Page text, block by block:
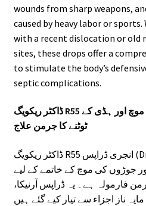
wounds from sharp weapons,
caused by heavy labor or
with a recent dislocation or old
sites, these drops offer a
to stimulate the body’s
septic complications.
ڈاکٹر ریکویگ R55 ڈراپس – ہر قسم کی چوٹ، موچ اور ہڈی کے
ٹوٹنے کا جرمن علاج
ڈاکٹر ریکویگ R55 انجری ڈراپس (Dr Reckeweg R55) جسمانی
جوڑوں کی موچ کے خاتمے کے لیے
فارمولہ ہے۔ یہ ڈراپس آرنیکا،
ناز اجزاء سے تیار کیے گئے ہیں